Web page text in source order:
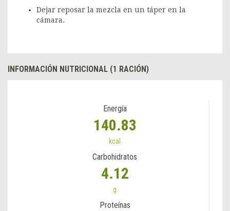
Dejar reposar la mezcla en un táper en la
cámara.
INFORMACIÓN NUTRICIONAL (1 RACIÓN)
Energía
140.83
kcal
Carbohidratos
4.12
g
Proteínas